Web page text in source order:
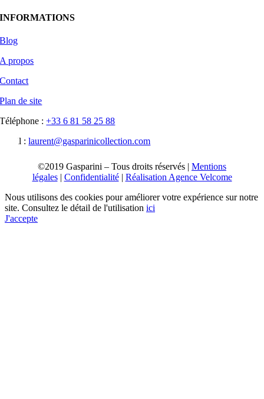
INFORMATIONS
Blog
A propos
Contact
Plan de site
Téléphone :+33 6 81 58 25 88‬
Email :laurent@gasparinicollection.com
©2019 Gasparini – Tous droits réservés | Mentions
légales| Confidentialité| Réalisation Agence Velcome
Nous utilisons des cookies pour améliorer votre expérience sur notre
site. Consultez le détail de l'utilisation ici
J'accepte